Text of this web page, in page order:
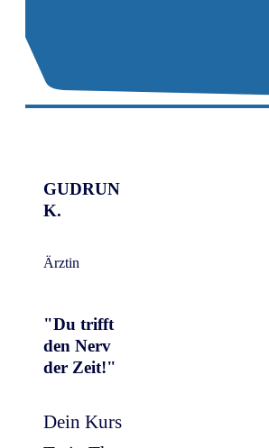
GUDRUN
K.
Ärztin
"Du trifft
den Nerv
der Zeit!"
Dein Kurs